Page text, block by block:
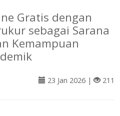
Gratis dengan
sebagai Sarana
Kemampuan
23 Jan 2026 | 211